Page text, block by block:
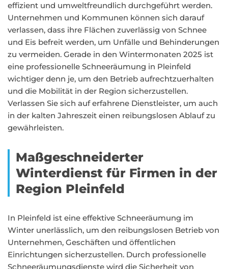
effizient und umweltfreundlich durchgeführt werden.
Unternehmen und Kommunen können sich darauf
verlassen, dass ihre Flächen zuverlässig von Schnee
und Eis befreit werden, um Unfälle und Behinderungen
zu vermeiden. Gerade in den Wintermonaten 2025 ist
eine professionelle Schneeräumung in Pleinfeld
wichtiger denn je, um den Betrieb aufrechtzuerhalten
und die Mobilität in der Region sicherzustellen.
Verlassen Sie sich auf erfahrene Dienstleister, um auch
in der kalten Jahreszeit einen reibungslosen Ablauf zu
gewährleisten.
Maßgeschneiderter
Winterdienst für Firmen in der
Region Pleinfeld
In Pleinfeld ist eine effektive Schneeräumung im
Winter unerlässlich, um den reibungslosen Betrieb von
Unternehmen, Geschäften und öffentlichen
Einrichtungen sicherzustellen. Durch professionelle
Schneeräumungsdienste wird die Sicherheit von